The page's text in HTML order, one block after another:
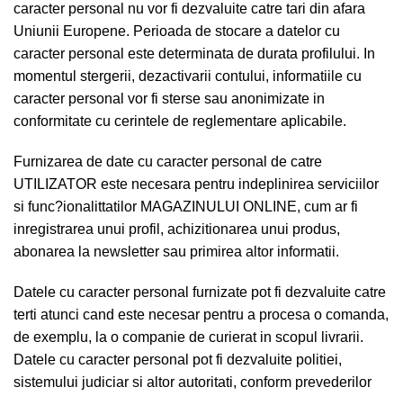
caracter personal nu vor fi dezvaluite catre tari din afara
Uniunii Europene. Perioada de stocare a datelor cu
caracter personal este determinata de durata profilului. In
momentul stergerii, dezactivarii contului, informatiile cu
caracter personal vor fi sterse sau anonimizate in
conformitate cu cerintele de reglementare aplicabile.
Furnizarea de date cu caracter personal de catre
UTILIZATOR este necesara pentru indeplinirea serviciilor
si func?ionalittatilor MAGAZINULUI ONLINE, cum ar fi
inregistrarea unui profil, achizitionarea unui produs,
abonarea la newsletter sau primirea altor informatii.
Datele cu caracter personal furnizate pot fi dezvaluite catre
terti atunci cand este necesar pentru a procesa o comanda,
de exemplu, la o companie de curierat in scopul livrarii.
Datele cu caracter personal pot fi dezvaluite politiei,
sistemului judiciar si altor autoritati, conform prevederilor